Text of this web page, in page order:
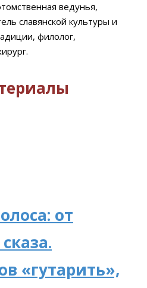
ведунья,
славянской культуры и
филолог,
от
«гутарить»,